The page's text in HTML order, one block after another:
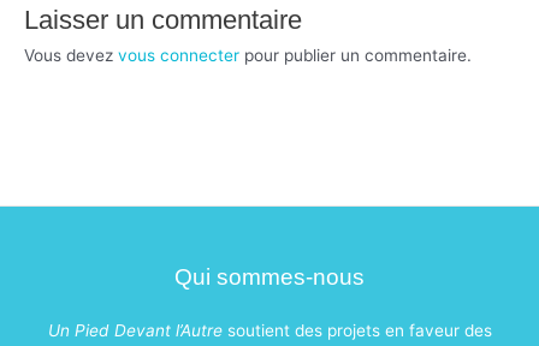
Laisser un commentaire
Vous devez vous connecter pour publier un commentaire.
Qui sommes-nous
Un Pied Devant l’Autresoutient des projets en faveur des